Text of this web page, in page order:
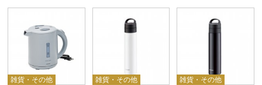
雑貨・その他
雑貨・その他
雑貨・その他